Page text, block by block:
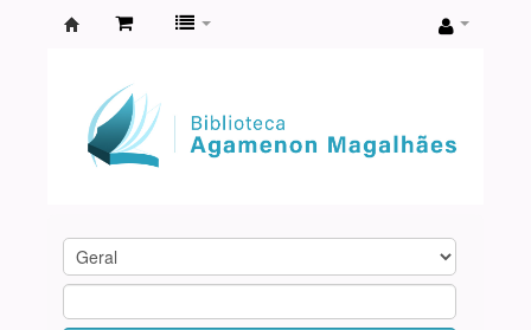
Agamenon
Magalhães